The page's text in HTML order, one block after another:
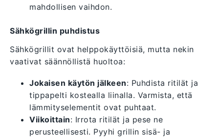
mahdollisen vaihdon.
Sähkögrillin puhdistus
Sähkögrillit ovat helppokäyttöisiä, mutta nekin
vaativat säännöllistä huoltoa:
Jokaisen käytön jälkeen: Puhdista ritilät ja
tippapelti kostealla liinalla. Varmista, että
lämmityselementit ovat puhtaat.
Viikoittain: Irrota ritilät ja pese ne
perusteellisesti. Pyyhi grillin sisä- ja